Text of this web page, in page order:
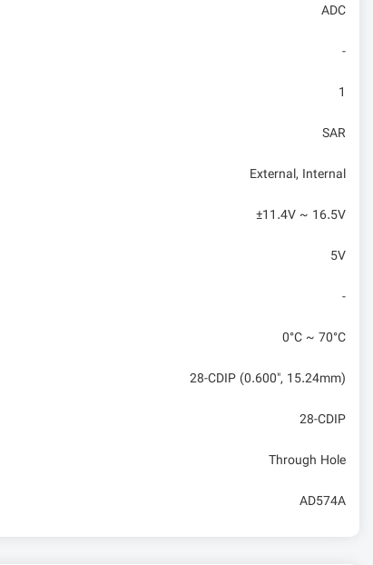
ADC
-
1
SAR
External, Internal
±11.4V ~ 16.5V
5V
-
0°C ~ 70°C
28-CDIP (0.600", 15.24mm)
28-CDIP
Through Hole
AD574A